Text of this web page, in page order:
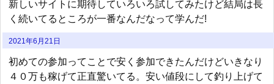
新しいサイトに期待していろいろ試してみたけど結局は長
く続いてるところが一番なんだなって学んだ!
2021年6月21日
初めての参加ってことで安く参加できたんだけどいきなり
４０万も稼げて正直驚いてる。安い値段にして釣り上げて